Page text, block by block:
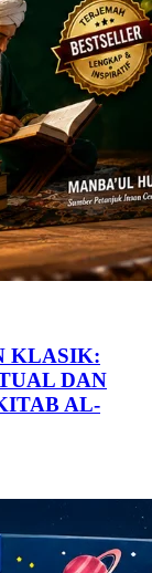
KLASIK:
DAN
AL-